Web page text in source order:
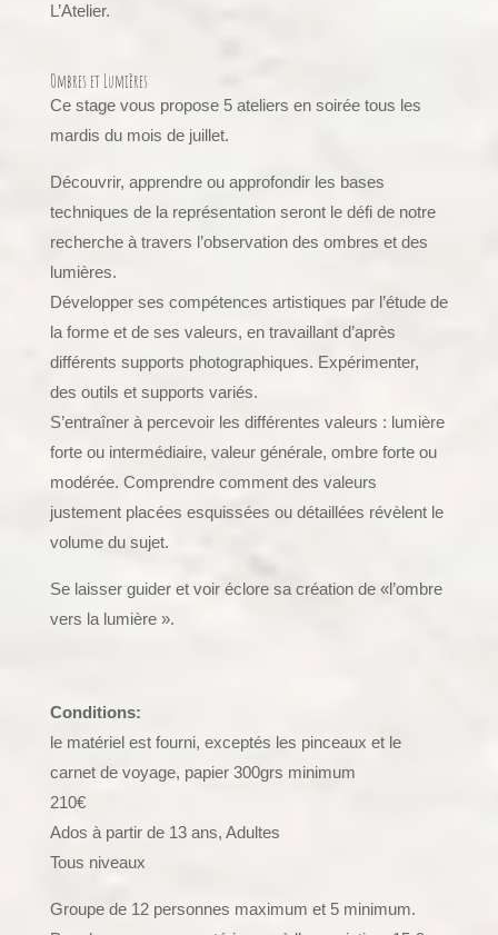
L’Atelier.
Ombres et Lumières
Ce stage vous propose 5 ateliers en soirée tous les
mardis du mois de juillet.
Découvrir, apprendre ou approfondir les bases
techniques de la représentation seront le défi de notre
recherche à travers l’observation des ombres et des
lumières.
Développer ses compétences artistiques par l’étude de
la forme et de ses valeurs, en travaillant d’après
différents supports photographiques. Expérimenter,
des outils et supports variés.
S’entraîner à percevoir les différentes valeurs : lumière
forte ou intermédiaire, valeur générale, ombre forte ou
modérée. Comprendre comment des valeurs
justement placées esquissées ou détaillées révèlent le
volume du sujet.
Se laisser guider et voir éclore sa création de «l’ombre
vers la lumière ».
Conditions:
le matériel est fourni, exceptés les pinceaux et le
carnet de voyage, papier 300grs minimum
210€
Ados à partir de 13 ans, Adultes
Tous niveaux
Groupe de 12 personnes maximum et 5 minimum.